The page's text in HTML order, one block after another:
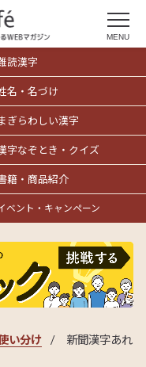
MENU
読漢字
名・名づけ
ぎらわしい漢字
字なぞとき・クイズ
籍・商品紹介
ベント・キャンペーン
い分け
新聞漢字あれ